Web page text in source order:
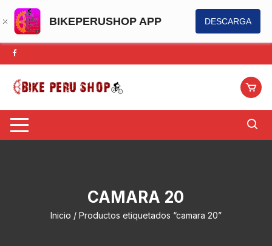
BIKEPERUSHOP APP DESCARGA
Saltar
al
contenido
CAMARA 20
Inicio / Productos etiquetados “camara 20”